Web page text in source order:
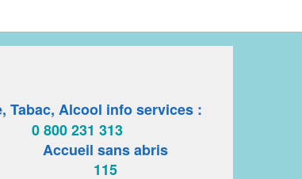
Tabac, Alcool info services :
0 800 231 313
Accueil sans abris
115